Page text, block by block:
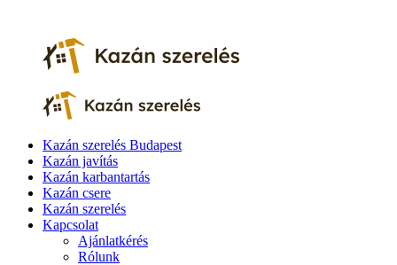
Kazán szerelés Budapest
Kazán javítás
Kazán karbantartás
Kazán csere
Kazán szerelés
Kapcsolat
Ajánlatkérés
Rólunk